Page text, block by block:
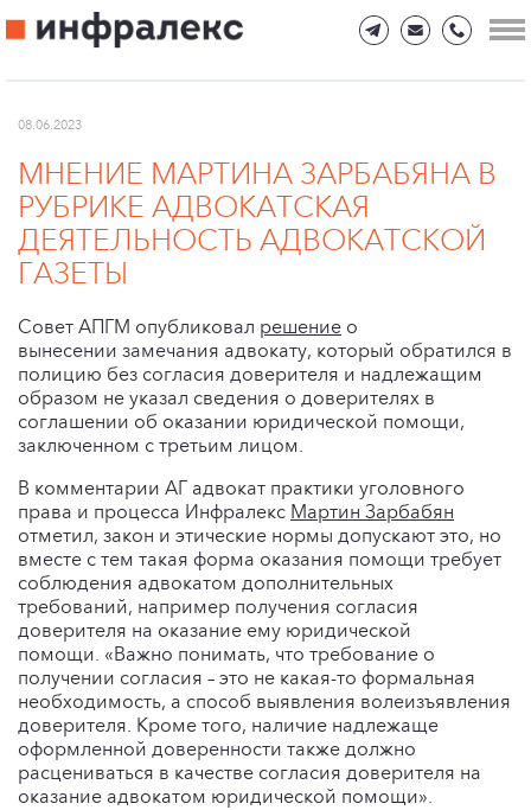
08.06.2023
МНЕНИЕ МАРТИНА ЗАРБАБЯНА В
РУБРИКЕ АДВОКАТСКАЯ
ДЕЯТЕЛЬНОСТЬ АДВОКАТСКОЙ
ГАЗЕТЫ
Совет АПГМ опубликовал решение о
вынесении замечания адвокату, который обратился в
полицию без согласия доверителя и надлежащим
образом не указал сведения о доверителях в
соглашении об оказании юридической помощи,
заключенном с третьим лицом.
В комментарии АГ адвокат практики уголовного
права и процесса Инфралекс Мартин Зарбабян
отметил, закон и этические нормы допускают это, но
вместе с тем такая форма оказания помощи требует
соблюдения адвокатом дополнительных
требований, например получения согласия
доверителя на оказание ему юридической
помощи. «Важно понимать, что требование о
получении согласия – это не какая-то формальная
необходимость, а способ выявления волеизъявления
доверителя. Кроме того, наличие надлежаще
оформленной доверенности также должно
расцениваться в качестве согласия доверителя на
оказание адвокатом юридической помощи».